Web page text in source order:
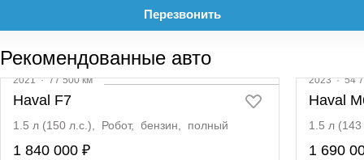
Перезвонить
Рекомендованные авто
2021·77 500 км
Haval F7
1.5 л (150 л.с.), Робот, бензин, полный
1 840 000 ₽
2023·54
Haval
1.5 л
1 690